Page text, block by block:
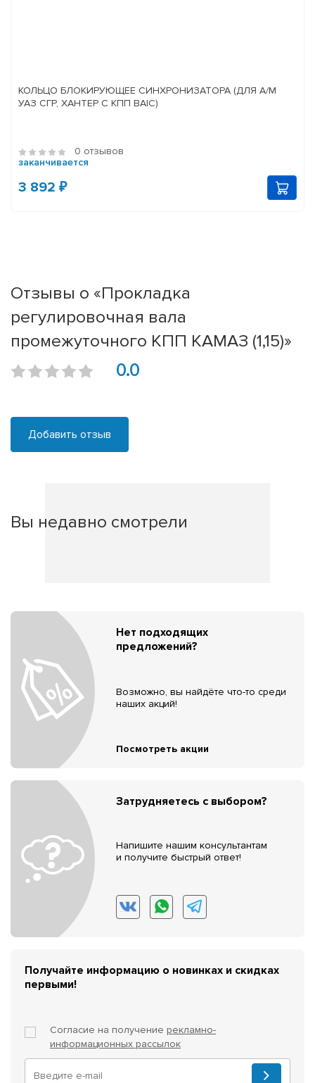
КОЛЬЦО БЛОКИРУЮЩЕЕ СИНХРОНИЗАТОРА (ДЛЯ А/М
УАЗ СГР, ХАНТЕР С КПП BAIC)
0 отзывов
заканчивается
3 892 ₽
Отзывы о «Прокладка
регулировочная вала
промежуточного КПП КАМАЗ (1,15)»
0.0
Добавить отзыв
Вы недавно смотрели
Нет подходящих
предложений?
Возможно, вы найдёте что-то среди
наших акций!
Посмотреть акции
Затрудняетесь с выбором?
Напишите нашим консультантам
и получите быстрый ответ!
Получайте информацию о новинках и скидках
первыми!
Согласие на получение рекламно-
информационных рассылок